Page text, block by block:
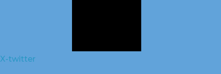
X-twitter